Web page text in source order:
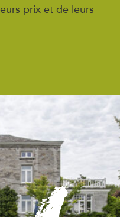
prix et de leurs